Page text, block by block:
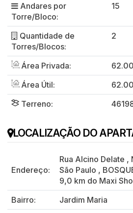
Andares por
Torre/Bloco:
15
Quantidade de
Torres/Blocos:
2
Área Privada:
Área Útil:
Terreno:
LOCALIZAÇÃO DO
Endereço:
Rua Alcino Delate ,
São Paulo ,
9,0 km do Maxi
Bairro:
Jardim Maria